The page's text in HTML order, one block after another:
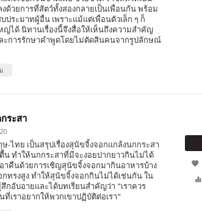
งด้วยการที่สัตว์ทั้งสองกลายเป็นเพื่อนกัน พร้อม
ประมาทผู้อื่น เพราะแม้แต่เพื่อนตัวเล็ก ๆ ก็
ญ่ได้ นิทานเรื่องนี้จึงสื่อให้เห็นถึงความสำคัญ
ะการรักษาคำพูดโดยไม่ตัดสินคนจากรูปลักษณ์
ระสา
-ไทย เป็นสรุปเรื่องสุนัขจิ้งจอกแกล้งนกกระสา
น ทำให้นกกระสาที่มีจะงอยปากยาวกินไม่ได้
าคืนด้วยการเชิญสุนัขจิ้งจอกมากินอาหารบ้าง
กทรงสูง ทำให้สุนัขจิ้งจอกกินไม่ได้เช่นกัน ใน
กอับอายและได้บทเรียนสำคัญว่า "เราควร
เราอยากให้พวกเขาปฏิบัติต่อเรา"